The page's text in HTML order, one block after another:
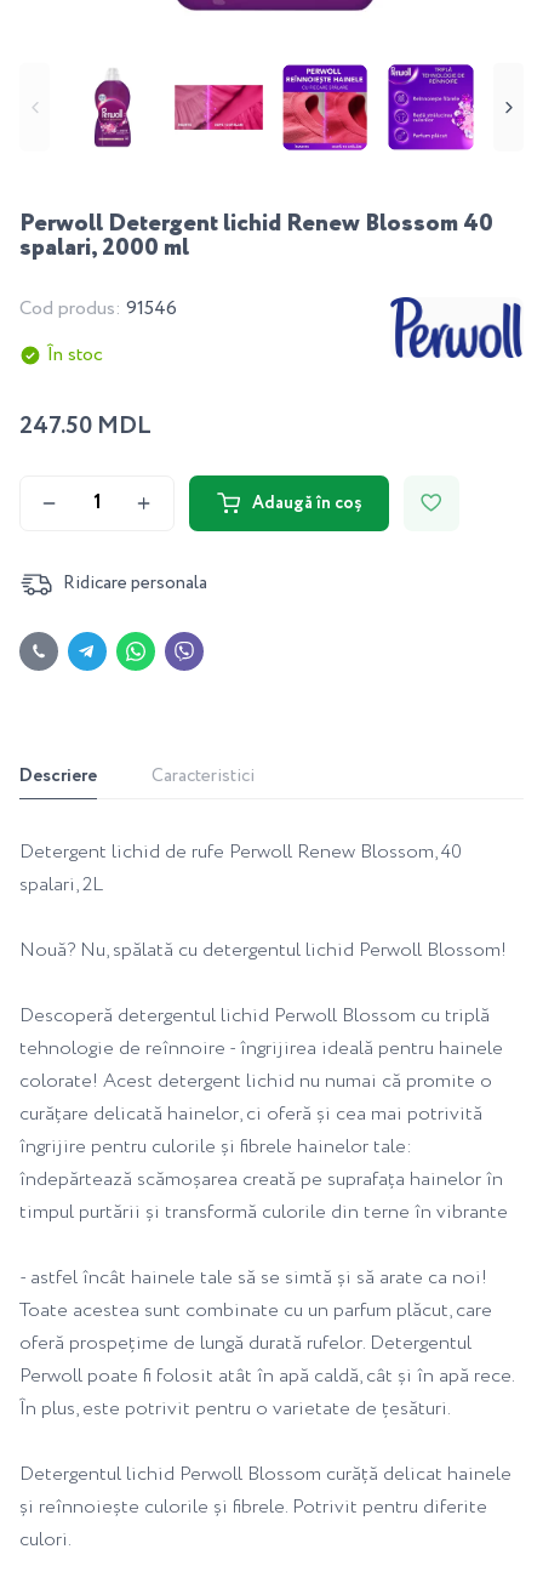
Perwoll Detergent lichid Renew Blossom 40
spalari, 2000 ml
Cod produs: 91546
În stoc
247.50 MDL
Adaugă în coș
Ridicare personala
Descriere Caracteristici
Detergent lichid de rufe Perwoll Renew Blossom, 40
spalari, 2L
Nouă? Nu, spălată cu detergentul lichid Perwoll Blossom!
Descoperă detergentul lichid Perwoll Blossom cu triplă
tehnologie de reînnoire - îngrijirea ideală pentru hainele
colorate! Acest detergent lichid nu numai că promite o
curățare delicată hainelor, ci oferă și cea mai potrivită
îngrijire pentru culorile și fibrele hainelor tale:
îndepărtează scămoșarea creată pe suprafața hainelor în
timpul purtării și transformă culorile din terne în vibrante
- astfel încât hainele tale să se simtă și să arate ca noi!
Toate acestea sunt combinate cu un parfum plăcut, care
oferă prospețime de lungă durată rufelor. Detergentul
Perwoll poate fi folosit atât în apă caldă, cât și în apă rece.
În plus, este potrivit pentru o varietate de țesături.
Detergentul lichid Perwoll Blossom curăță delicat hainele
și reînnoiește culorile și fibrele. Potrivit pentru diferite
culori.